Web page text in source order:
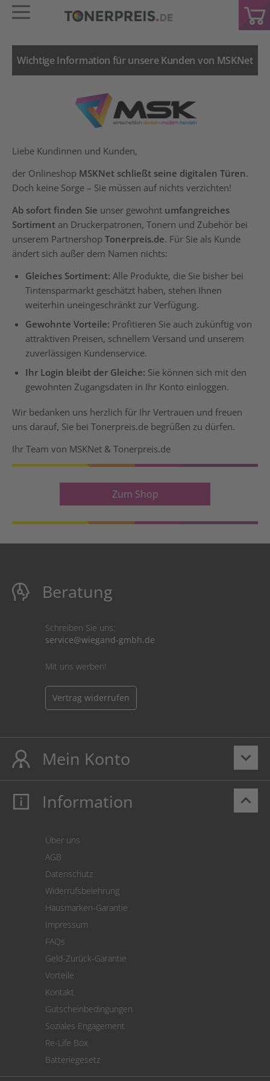
Wichtige Information für unsere Kunden von MSKNet
Liebe Kundinnen und Kunden,
der Onlineshop MSKNet schließt seine digitalen Türen.
Doch keine Sorge – Sie müssen auf nichts verzichten!
Ab sofort finden Sie unser gewohnt umfangreiches
Sortiment an Druckerpatronen, Tonern und Zubehör bei
unserem Partnershop Tonerpreis.de. Für Sie als Kunde
ändert sich außer dem Namen nichts:
Gleiches Sortiment: Alle Produkte, die Sie bisher bei
Tintensparmarkt geschätzt haben, stehen Ihnen
weiterhin uneingeschränkt zur Verfügung.
Gewohnte Vorteile: Profitieren Sie auch zukünftig von
attraktiven Preisen, schnellem Versand und unserem
zuverlässigen Kundenservice.
Ihr Login bleibt der Gleiche: Sie können sich mit den
gewohnten Zugangsdaten in Ihr Konto einloggen.
Wir bedanken uns herzlich für Ihr Vertrauen und freuen
uns darauf, Sie bei Tonerpreis.de begrüßen zu dürfen.
Ihr Team von MSKNet & Tonerpreis.de
Zum Shop
Beratung
Schreiben Sie uns:
service@wiegand-gmbh.de
Mit uns werben!
Vertrag widerrufen
keyboard_arrow_down
Mein Konto
Mein Konto
Cookie Einstellungen
keyboard_arrow_up
Information
Über uns
AGB
Datenschutz
Widerrufsbelehrung
Hausmarken-Garantie
Impressum
FAQs
Geld-Zurück-Garantie
Vorteile
Kontakt
Gutscheinbedingungen
Soziales Engagement
Re-Life Box
Batteriegesetz